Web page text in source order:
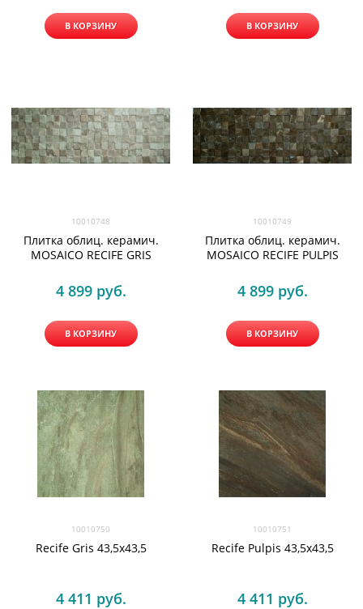
В КОРЗИНУ В КОРЗИНУ
10010748
Плитка облиц. керамич.
MOSAICO RECIFE GRIS
4 899 руб.
В КОРЗИНУ
10010749
Плитка облиц. керамич.
MOSAICO RECIFE PULPIS
4 899 руб.
В КОРЗИНУ
10010750
Recife Gris 43,5x43,5
4 411 руб.
10010751
Recife Pulpis 43,5x43,5
4 411 руб.